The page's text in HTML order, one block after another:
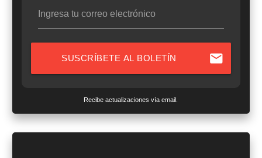
Ingresa tu correo electrónico
SUSCRÍBETE AL BOLETÍN mail
Recibe actualizaciones vía email.